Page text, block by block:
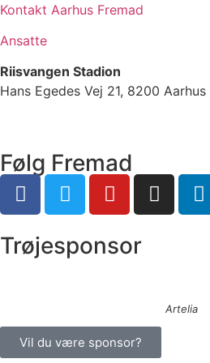
Kontakt Aarhus Fremad
Ansatte
Riisvangen Stadion
Hans Egedes Vej 21, 8200 Aarhus
Følg Fremad
Trøjesponsor
Artelia
Vil du være sponsor?